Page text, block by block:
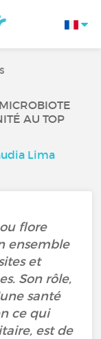
AU TOP
Lima
flore
ensemble
et
Son rôle,
santé
ce qui
est de